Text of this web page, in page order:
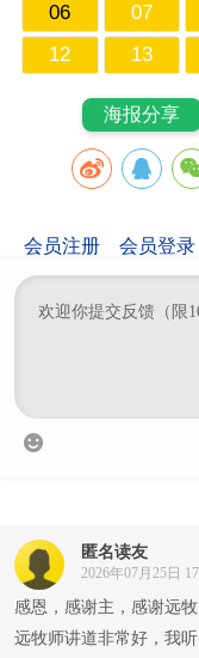
06
07
12
13
海报分享
会员注册 会员登录

匿名读友
2026年07月25日
感恩，感谢主，感谢远牧
远牧师讲道非常好，我听